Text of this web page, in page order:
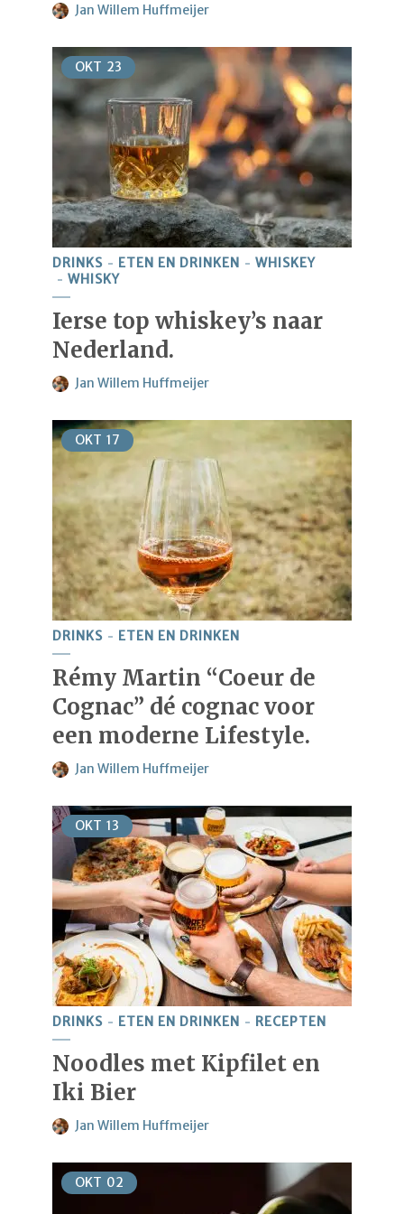
Jan Willem Huffmeijer
OKT 23
DRINKS ETEN EN DRINKEN
WHISKEY
WHISKY
Ierse top whiskey’s naar
Nederland.
Jan Willem Huffmeijer
OKT 17
DRINKS ETEN EN DRINKEN
Rémy Martin “Coeur de
Cognac” dé cognac voor
een moderne Lifestyle.
Jan Willem Huffmeijer
OKT 13
DRINKS ETEN EN DRINKEN RECEPTEN
Noodles met Kipfilet en
Iki Bier
Jan Willem Huffmeijer
OKT 02